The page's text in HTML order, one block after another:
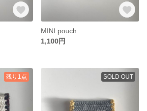
MINI pouch
1,100円
残り1点 SOLD OUT